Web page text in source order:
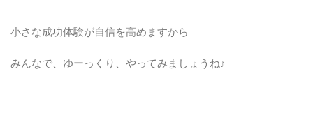
小さな成功体験が自信を高めますから
みんなで、ゆーっくり、やってみましょうね♪